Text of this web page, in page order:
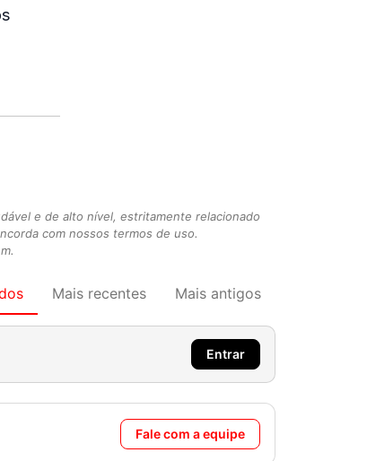
e de alto nível, estritamente relacionado
com nossos termos de uso.
Mais recentes Mais antigos
Entrar
Fale com a equipe